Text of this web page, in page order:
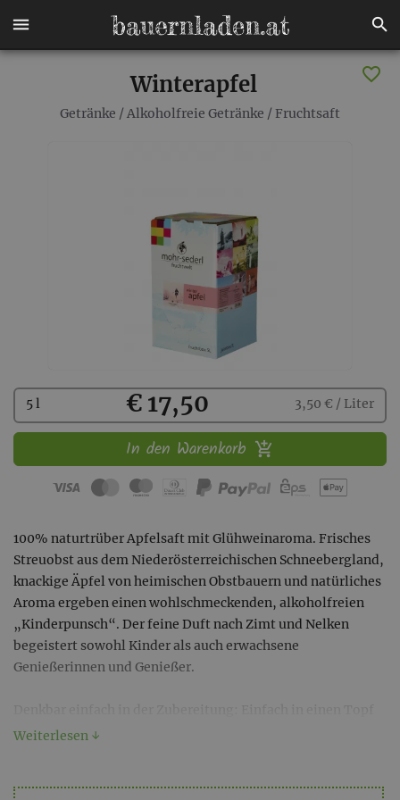
Winterapfel
Getränke / Alkoholfreie Getränke / Fruchtsaft
Kaufen
5 l € 17,50 3,50 € / Liter
In den Warenkorb
100% naturtrüber Apfelsaft mit Glühweinaroma. Frisches
Streuobst aus dem Niederösterreichischen Schneebergland,
knackige Äpfel von heimischen Obstbauern und natürliches
Aroma ergeben einen wohlschmeckenden, alkoholfreien
„Kinderpunsch“. Der feine Duft nach Zimt und Nelken
begeistert sowohl Kinder als auch erwachsene
Genießerinnen und Genießer.
geben und erwärmen. Schmeckt auch kalt hervorragend.
besteht aus einem Sack mit integriertem Auslasshahn, der
Weiterlesen ↓